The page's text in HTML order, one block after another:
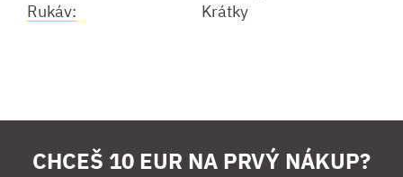
Rukáv:
Krátky
CHCEŠ 10 EUR NA PRVÝ NÁKUP?